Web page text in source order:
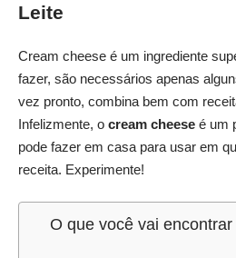
Leite
Cream cheese é um ingrediente
fazer, são necessários apenas
vez pronto, combina bem com
Infelizmente, o cream cheese é um
pode fazer em casa para usar em
receita. Experimente!
O que você vai